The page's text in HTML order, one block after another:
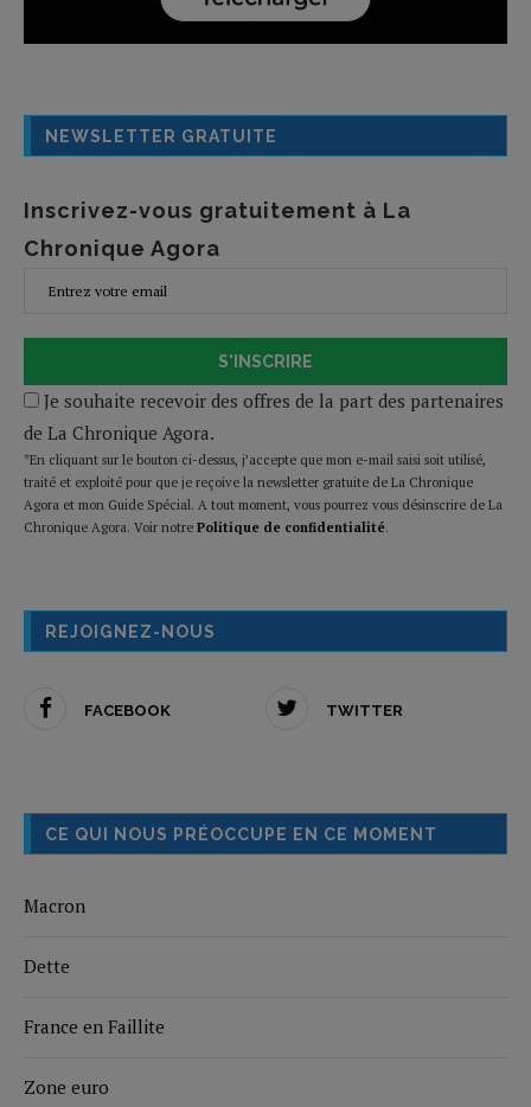
NEWSLETTER GRATUITE
Inscrivez-vous gratuitement à La
Chronique Agora
S'INSCRIRE
Je souhaite recevoir des offres de la part des partenaires
de La Chronique Agora.
*En cliquant sur le bouton ci-dessus, j’accepte que mon e-mail saisi soit utilisé,
traité et exploité pour que je reçoive la newsletter gratuite de La Chronique
Agora et mon Guide Spécial. A tout moment, vous pourrez vous désinscrire de La
Chronique Agora. Voir notre Politique de confidentialité.
REJOIGNEZ-NOUS
FACEBOOK TWITTER
CE QUI NOUS PRÉOCCUPE EN CE MOMENT
Macron
Dette
France en Faillite
Zone euro